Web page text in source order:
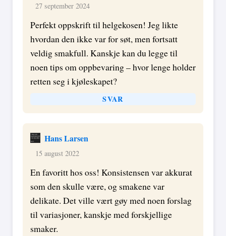
27 september 2024
Perfekt oppskrift til helgekosen! Jeg likte
hvordan den ikke var for søt, men fortsatt
veldig smakfull. Kanskje kan du legge til
noen tips om oppbevaring – hvor lenge holder
retten seg i kjøleskapet?
SVAR
Hans Larsen
15 august 2022
En favoritt hos oss! Konsistensen var akkurat
som den skulle være, og smakene var
delikate. Det ville vært gøy med noen forslag
til variasjoner, kanskje med forskjellige
smaker.